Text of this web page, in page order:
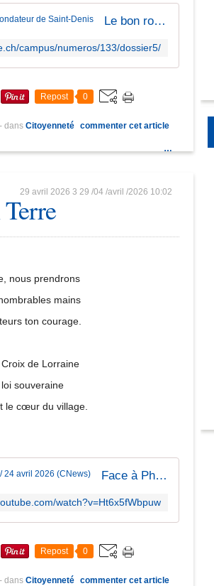
Le bon roi Dagobert, faux fondateur de Saint-Denis
campus/numeros/133/dossier5/
Repost 0
- dans Citoyenneté commenter cet article
…
29 avril 2026 3 29 /04 /avril /2026 10:02
nous prendrons
mains
ton courage.
de Lorraine
souveraine
le cœur du village.
Face à Philippe de Villiers / 24 avril 2026 (CNews)
watch?v=Ht6x5fWbpuw
Repost 0
- dans Citoyenneté commenter cet article